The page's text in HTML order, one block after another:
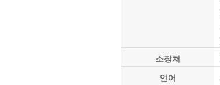
소장처
언어